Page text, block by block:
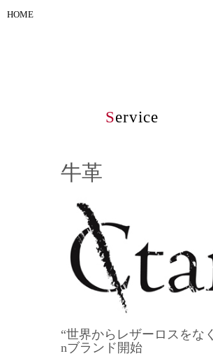
HOME
Service
牛革
“世界からレザーロスをな
nブランド開始